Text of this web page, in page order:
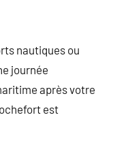
nautiques ou
journée
après votre
est